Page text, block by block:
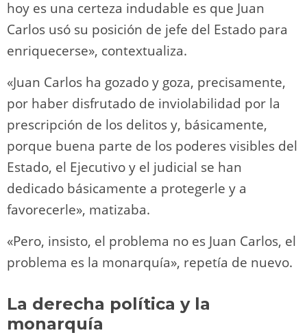
hoy es una certeza indudable es que Juan
Carlos usó su posición de jefe del Estado para
enriquecerse», contextualiza.
«Juan Carlos ha gozado y goza, precisamente,
por haber disfrutado de inviolabilidad por la
prescripción de los delitos y, básicamente,
porque buena parte de los poderes visibles del
Estado, el Ejecutivo y el judicial se han
dedicado básicamente a protegerle y a
favorecerle», matizaba.
«Pero, insisto, el problema no es Juan Carlos, el
problema es la monarquía», repetía de nuevo.
La derecha política y la
monarquía